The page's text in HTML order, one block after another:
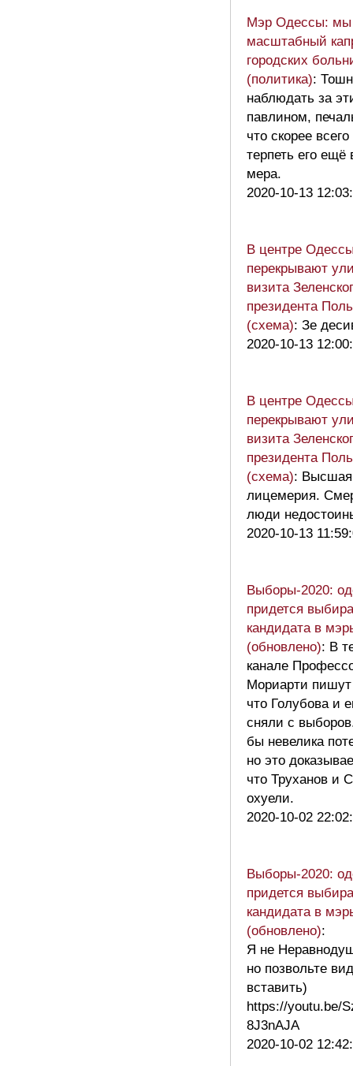
Мэр Одессы: мы
масштабный
городских
(политика):
наблюдать за
павлином,
что скорее
терпеть его ещё
мера.
2020-10-13
В центре
перекрывают
визита
президента
(схема): Зе
2020-10-13
В центре
перекрывают
визита
президента
(схема):
лицемерия.
люди
2020-10-13
Выборы-2020:
придется
кандидата в
(обновлено): В
канале
Мориарти пишут
что Голубова и
сняли с
бы невелика
но это
что Труханов и
охуели.
2020-10-02
Выборы-2020:
придется
кандидата в
(обновлено):
Я не
но позвольте
вставить)
https://youtu.be/
8J3nAJA
2020-10-02